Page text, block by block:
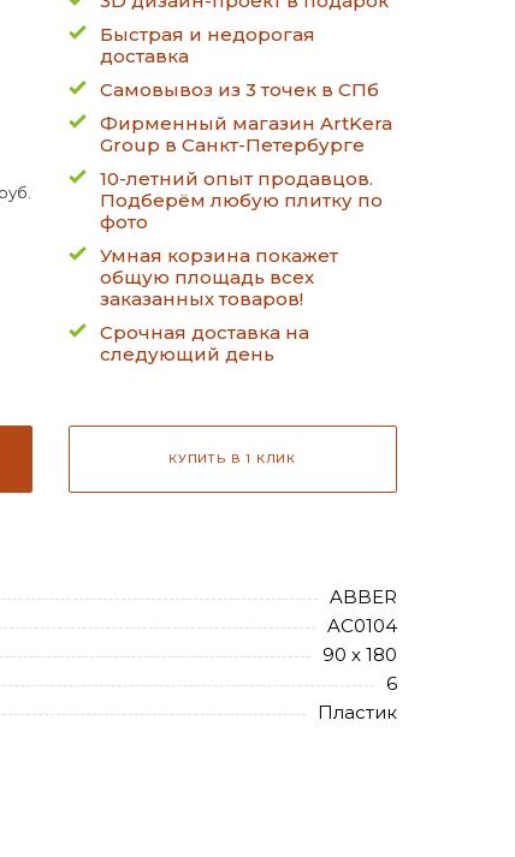
Быстрая и недорогая
доставка
Самовывоз из 3 точек в СПб
Фирменный магазин ArtKera
Group в Санкт-Петербурге
10-летний опыт продавцов.
Подберём любую плитку по
фото
Умная корзина покажет
общую площадь всех
заказанных товаров!
Срочная доставка на
следующий день
КУПИТЬ В 1 КЛИК
ABBER
AC0104
90 х 180
6
Пластик